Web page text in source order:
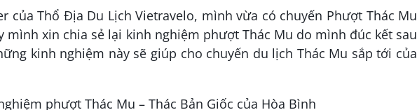
của Thổ Địa Du Lịch Vietravelo, mình vừa có chuyến Phượt Thác Mu
mình xin chia sẻ lại kinh nghiệm phượt Thác Mu do mình đúc kết sau
kinh nghiệm này sẽ giúp cho chuyến du lịch Thác Mu sắp tới của